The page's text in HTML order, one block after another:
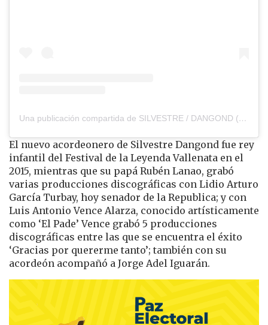
Una publicación compartida de SILVESTRE / DANGOND (@silvestredangond)
El nuevo acordeonero de Silvestre Dangond fue rey
infantil del Festival de la Leyenda Vallenata en el
2015, mientras que su papá Rubén Lanao, grabó
varias producciones discográficas con Lidio Arturo
García Turbay, hoy senador de la Republica; y con
Luis Antonio Vence Alarza, conocido artísticamente
como ‘El Pade’ Vence grabó 5 producciones
discográficas entre las que se encuentra el éxito
‘Gracias por quererme tanto’; también con su
acordeón acompañó a Jorge Adel Iguarán.